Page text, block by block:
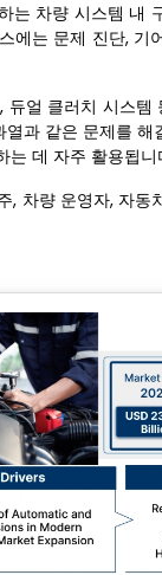
는 차량 시스템 내
에는 문제 진단,
얼 클러치 시스
과 같은 문제를
는 데 자주 활용됩니
, 차량 운영자, 자